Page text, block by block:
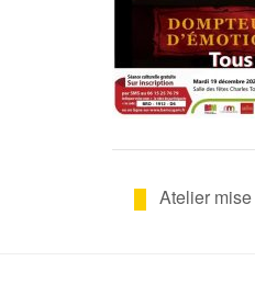
Atelier